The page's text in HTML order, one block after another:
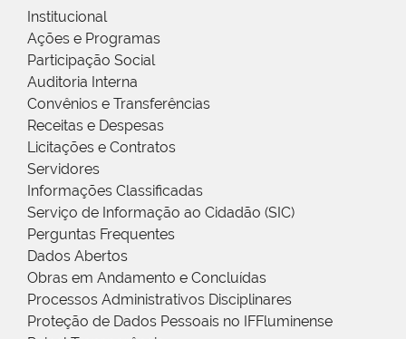
Institucional
Ações e Programas
Participação Social
Auditoria Interna
Convênios e Transferências
Receitas e Despesas
Licitações e Contratos
Servidores
Informações Classificadas
Serviço de Informação ao Cidadão (SIC)
Perguntas Frequentes
Dados Abertos
Obras em Andamento e Concluídas
Processos Administrativos Disciplinares
Proteção de Dados Pessoais no IFFluminense